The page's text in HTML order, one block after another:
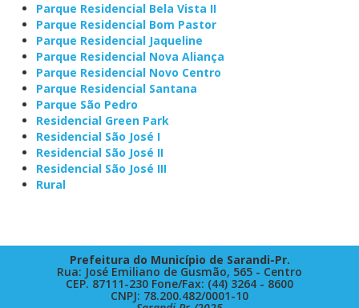
Parque Residencial Bela Vista II
Parque Residencial Bom Pastor
Parque Residencial Jaqueline
Parque Residencial Nova Aliança
Parque Residencial Novo Centro
Parque Residencial Santana
Parque São Pedro
Residencial Green Park
Residencial São José I
Residencial São José II
Residencial São José III
Rural
Prefeitura do Município de Sarandi-Pr.
Rua: José Emiliano de Gusmão, 565 - Centro
CEP. 87111-230 Fone/Fax: (44) 3264 - 8600
CNPJ: 78.200.482/0001-10